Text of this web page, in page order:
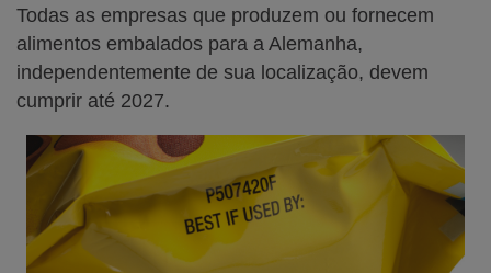
Todas as empresas que produzem ou fornecem
alimentos embalados para a Alemanha,
independentemente de sua localização, devem
cumprir até 2027.